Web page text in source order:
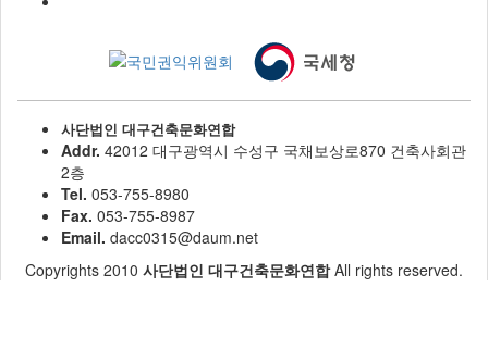
사단법인 대구건축문화연합
Addr. 42012 대구광역시 수성구 국채보상로870 건축사회관
2층
Tel. 053-755-8980
Fax. 053-755-8987
Email. dacc0315@daum.net
Copyrights 2010 사단법인 대구건축문화연합All rights reserved.